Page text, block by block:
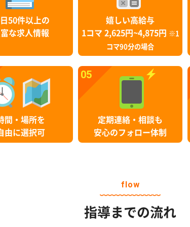
50件以上の
な求人情報
嬉しい高給与
1コマ 2,625円~4,875円
※1
コマ90分の場合
間・場所を
由に選択可
05
定期連絡・相談も
安心のフォロー体制
flow
指導までの流れ